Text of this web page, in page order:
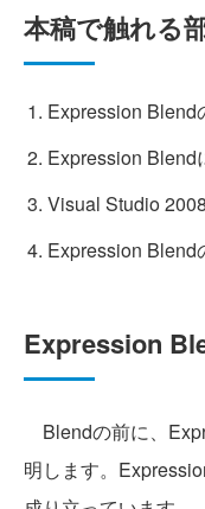
本稿で触れる
Expression Blend
Expression Blend
Visual Studio
Expression Blend
Expression
Blendの前に、
明します。